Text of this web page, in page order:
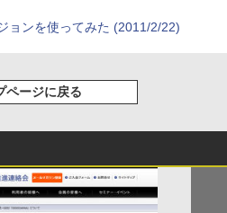
ョンを使ってみた (2011/2/22)
ページに戻る